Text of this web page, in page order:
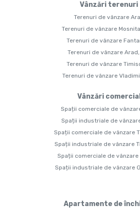
Vânzări terenuri
Terenuri de vânzare
Terenuri de vânzare
Terenuri de vânzare
Terenuri de vânzare Arad,
Terenuri de vânzare
Terenuri de vânzare
Vânzări comercial
Spații comerciale de
Spații industriale de
Spații comerciale de vânzare
Spații industriale de vânzare
Spații comerciale de vânzare
Spații industriale de vânzare
Apartamente de